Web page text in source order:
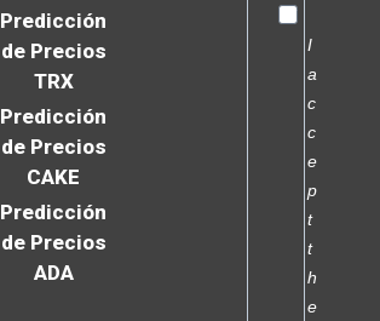
Predicción
de Precios
TRX
Predicción
de Precios
CAKE
Predicción
de Precios
ADA
I
a
c
c
e
p
t
t
h
e